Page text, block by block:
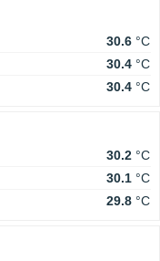
30.6 °C
30.4 °C
30.4 °C
30.2 °C
30.1 °C
29.8 °C